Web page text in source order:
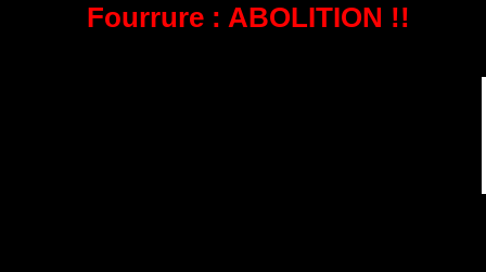
Fourrure : ABOLITION !!